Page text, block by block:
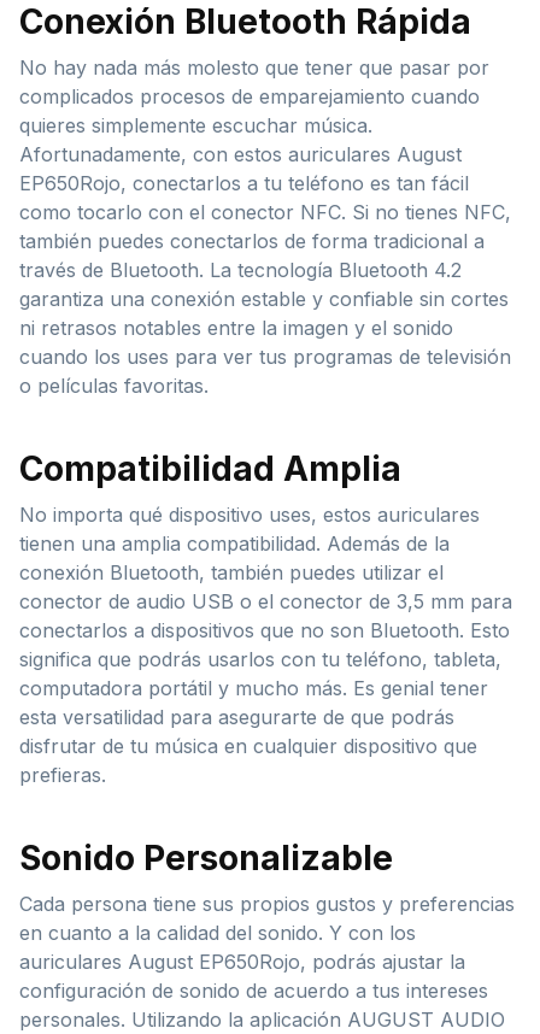
Conexión Bluetooth Rápida
No hay nada más molesto que tener que pasar por
complicados procesos de emparejamiento cuando
quieres simplemente escuchar música.
Afortunadamente, con estos auriculares August
EP650Rojo, conectarlos a tu teléfono es tan fácil
como tocarlo con el conector NFC. Si no tienes NFC,
también puedes conectarlos de forma tradicional a
través de Bluetooth. La tecnología Bluetooth 4.2
garantiza una conexión estable y confiable sin cortes
ni retrasos notables entre la imagen y el sonido
cuando los uses para ver tus programas de televisión
o películas favoritas.
Compatibilidad Amplia
No importa qué dispositivo uses, estos auriculares
tienen una amplia compatibilidad. Además de la
conexión Bluetooth, también puedes utilizar el
conector de audio USB o el conector de 3,5 mm para
conectarlos a dispositivos que no son Bluetooth. Esto
significa que podrás usarlos con tu teléfono, tableta,
computadora portátil y mucho más. Es genial tener
esta versatilidad para asegurarte de que podrás
disfrutar de tu música en cualquier dispositivo que
prefieras.
Sonido Personalizable
Cada persona tiene sus propios gustos y preferencias
en cuanto a la calidad del sonido. Y con los
auriculares August EP650Rojo, podrás ajustar la
configuración de sonido de acuerdo a tus intereses
personales. Utilizando la aplicación AUGUST AUDIO